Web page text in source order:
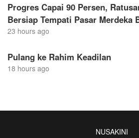
Progres Capai 90 Persen,
Bersiap Tempati Pasar Merdeka
23 hours ago
Pulang ke Rahim Keadilan
18 hours ago
NUSAKINI